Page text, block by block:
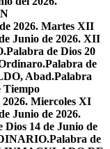
2026. Martes XII
Junio de 2026. XII
Palabra de Dios 20
Palabra de
Abad.Palabra
Tiempo
2026. Miercoles XI
Junio de 2026.
Dios 14 de Junio de
Palabra de